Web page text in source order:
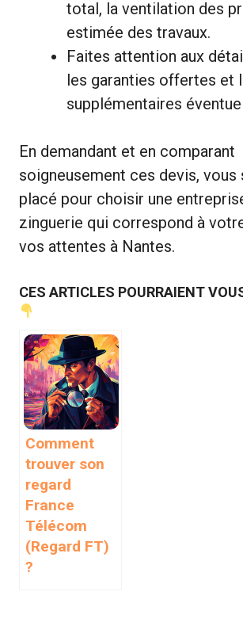
total, la ventilation des
estimée des travaux.
Faites attention aux
les garanties offertes et
supplémentaires
En demandant et en comparant
soigneusement ces devis, vous
placé pour choisir une
zinguerie qui correspond à
vos attentes à Nantes.
CES ARTICLES POURRAIENT
Comment
trouver son
regard
France
Télécom
(Regard FT)
?